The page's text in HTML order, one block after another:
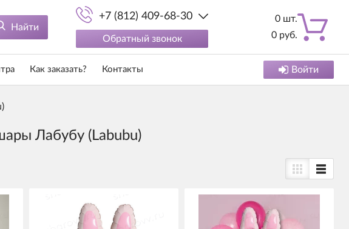
Найти
+7 (812) 409-68-30
Обратный звонок
0 шт.
0 руб.
Как заказать? Контакты Войти
Лабубу (Labubu)